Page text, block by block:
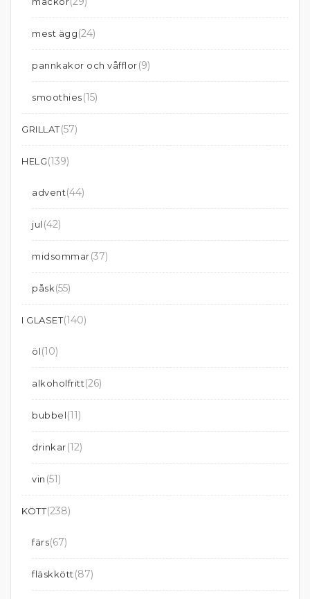
mest ägg(24)
pannkakor och våfflor(9)
smoothies(15)
GRILLAT(57)
HELG(139)
advent(44)
jul (42)
midsommar(37)
påsk(55)
I GLASET(140)
öl(10)
alkoholfritt(26)
bubbel(11)
drinkar(12)
vin (51)
KÖTT(238)
färs(67)
fläskkött (87)